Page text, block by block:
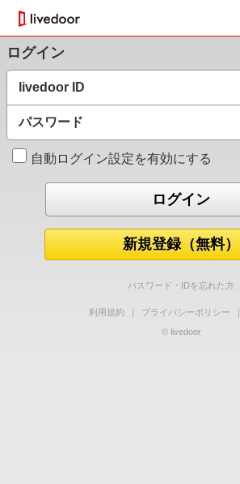
ログイン
livedoor ID
パスワード
自動ログイン設定を有効にする
新規登録（無料）
パスワード・IDを忘れた方
利用規約 ｜ プライバシーポリシー ｜
© livedoor